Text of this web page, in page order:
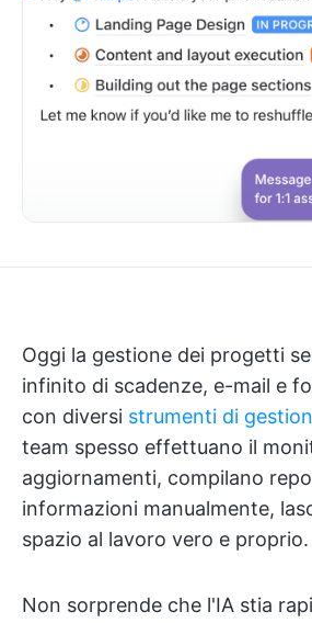
Oggi la gestione dei progetti
infinito di scadenze, e-mail e
con diversi strumenti di
team spesso effettuano il
aggiornamenti, compilano
informazioni manualmente,
spazio al lavoro vero e proprio.
Non sorprende che l'IA stia